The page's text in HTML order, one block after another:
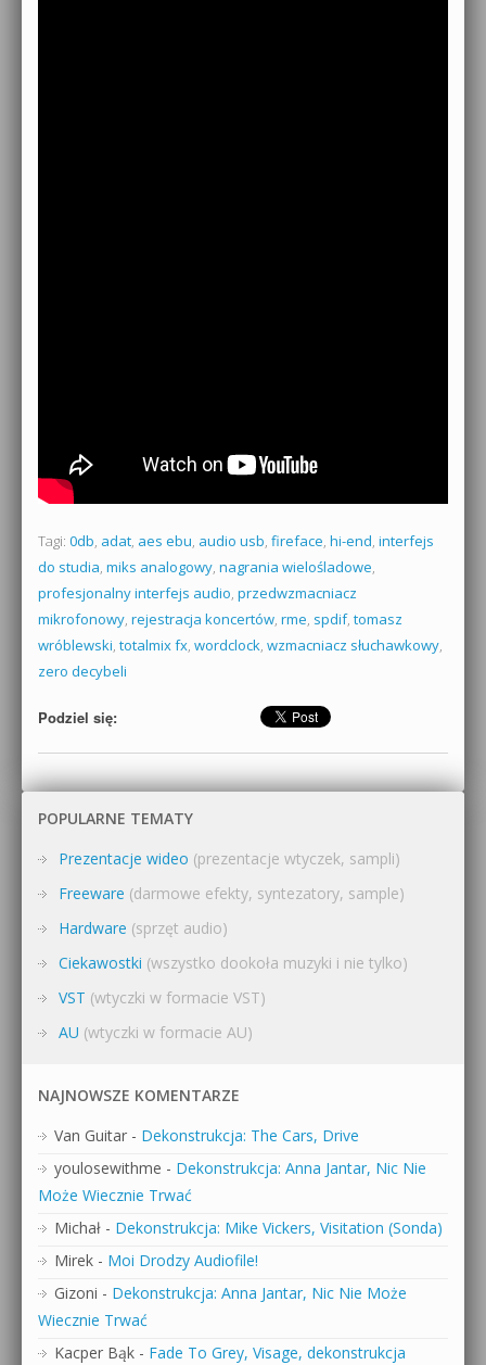
Tagi: 0db, adat, aes ebu, audio usb, fireface, hi-end, interfejs
do studia, miks analogowy, nagrania wielośladowe,
profesjonalny interfejs audio, przedwzmacniacz
mikrofonowy, rejestracja koncertów, rme, spdif, tomasz
wróblewski, totalmix fx, wordclock, wzmacniacz słuchawkowy,
zero decybeli
Podziel się:
POPULARNE TEMATY
Prezentacje wideo (prezentacje wtyczek, sampli)
Freeware (darmowe efekty, syntezatory, sample)
Hardware (sprzęt audio)
Ciekawostki (wszystko dookoła muzyki i nie tylko)
VST (wtyczki w formacie VST)
AU (wtyczki w formacie AU)
NAJNOWSZE KOMENTARZE
Van Guitar - Dekonstrukcja: The Cars, Drive
youlosewithme - Dekonstrukcja: Anna Jantar, Nic Nie
Może Wiecznie Trwać
Michał - Dekonstrukcja: Mike Vickers, Visitation (Sonda)
Mirek - Moi Drodzy Audiofile!
Gizoni - Dekonstrukcja: Anna Jantar, Nic Nie Może
Wiecznie Trwać
Kacper Bąk - Fade To Grey, Visage, dekonstrukcja